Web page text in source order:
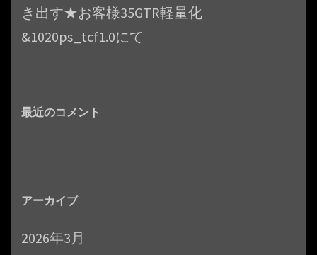
き出す★お客様35GTR軽量化
&1020ps_tcf1.0にて
最近のコメント
アーカイブ
2026年3月